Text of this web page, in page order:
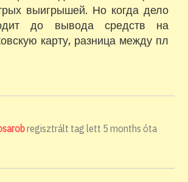
выигрышей. Но когда дело
до вывода средств на
карту, разница между пл
regisztrált tag lett 5 months óta